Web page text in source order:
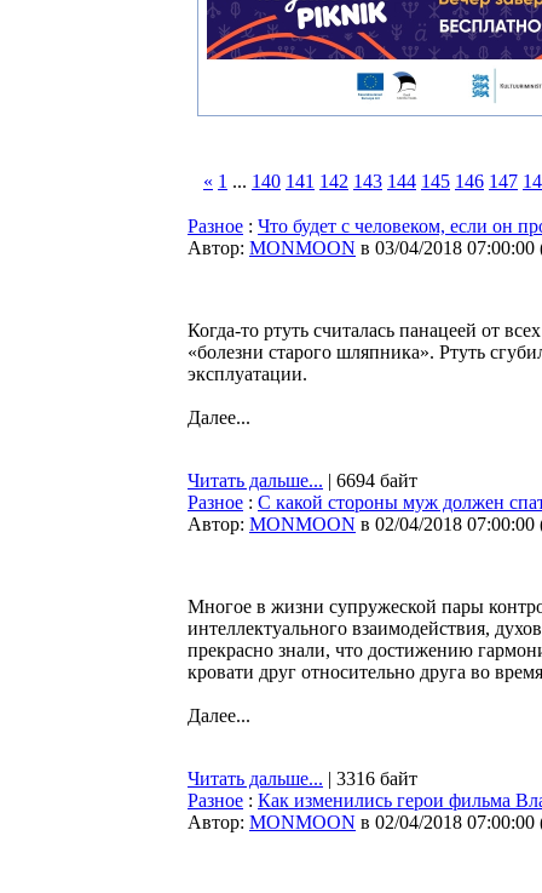
« 1 ... 140 141 142 143 144 145 146 147
Разное : Что будет с человеком, если он
Автор: MONMOON в 03/04/2018 07:00:00
Когда-то ртуть считалась панацеей от
«болезни старого шляпника». Ртуть
эксплуатации.
Далее...
Читать дальше... | 6694 байт
Разное : С какой стороны муж должен
Автор: MONMOON в 02/04/2018 07:00:00
Многое в жизни супружеской пары
интеллектуального взаимодействия,
прекрасно знали, что достижению
кровати друг относительно друга во
Далее...
Читать дальше... | 3316 байт
Разное : Как изменились герои фильма
Автор: MONMOON в 02/04/2018 07:00:00